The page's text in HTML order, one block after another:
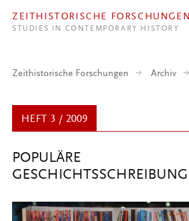
ZEITHISTORISCHE FORSCHUNGEN
STUDIES IN CONTEMPORARY HISTORY
Zeithistorische Forschungen Archiv
HEFT 3 / 2009
POPULÄRE
GESCHICHTSSCHREIBUNG